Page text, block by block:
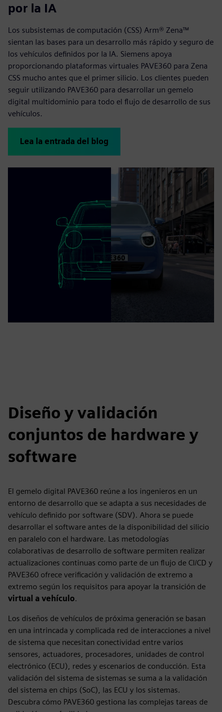
por la IA
Los subsistemas de computación (CSS) Arm® Zena™
sientan las bases para un desarrollo más rápido y seguro de
los vehículos definidos por la IA. Siemens apoya
proporcionando plataformas virtuales PAVE360 para Zena
CSS mucho antes que el primer silicio. Los clientes pueden
seguir utilizando PAVE360 para desarrollar un gemelo
digital multidominio para todo el flujo de desarrollo de sus
vehículos.
Lea la entrada del blog
Diseño y validación
conjuntos de hardware y
software
El gemelo digital PAVE360 reúne a los ingenieros en un
entorno de desarrollo que se adapta a sus necesidades de
vehículo definido por software (SDV). Ahora se puede
desarrollar el software antes de la disponibilidad del silicio
en paralelo con el hardware. Las metodologías
colaborativas de desarrollo de software permiten realizar
actualizaciones continuas como parte de un flujo de CI/CD y
PAVE360 ofrece verificación y validación de extremo a
extremo según los requisitos para apoyar la transición de
virtual a vehículo.
Los diseños de vehículos de próxima generación se basan
en una intrincada y complicada red de interacciones a nivel
de sistema que necesitan conectividad entre varios
sensores, actuadores, procesadores, unidades de control
electrónico (ECU), redes y escenarios de conducción. Esta
validación del sistema de sistemas se suma a la validación
del sistema en chips (SoC), las ECU y los sistemas.
Descubra cómo PAVE360 gestiona las complejas tareas de